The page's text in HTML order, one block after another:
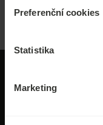
Preferenční cookies
Statistika
Marketing